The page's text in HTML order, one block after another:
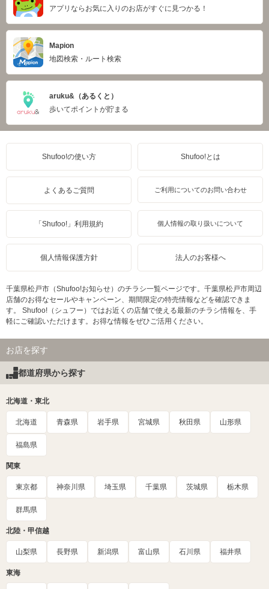
アプリならお気に入りのお店がすぐに見つかる！
Mapion
地図検索・ルート検索
aruku&（あるくと）
歩いてポイントが貯まる
Shufoo!の使い方 Shufoo!とは
よくあるご質問 ご利用についてのお問い合わせ
「Shufoo!」利用規約 個人情報の取り扱いについて
個人情報保護方針 法人のお客様へ
千葉県松戸市（Shufoo!お知らせ）のチラシ一覧ページです。千葉県松戸市周辺
店舗のお得なセールやキャンペーン、期間限定の特売情報などを確認できま
す。 Shufoo!（シュフー）ではお近くの店舗で使える最新のチラシ情報を、手
軽にご確認いただけます。お得な情報をぜひご活用ください。
お店を探す
都道府県から探す
北海道・東北
北海道 青森県 岩手県 宮城県 秋田県 山形県
福島県
関東
東京都 神奈川県 埼玉県 千葉県 茨城県 栃木県
群馬県
北陸・甲信越
山梨県 長野県 新潟県 富山県 石川県 福井県
東海